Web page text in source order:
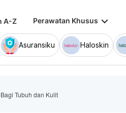
A-Z Perawatan Khusus keyboard_arrow_down
Asuransiku Haloskin
Tubuh dan Kulit